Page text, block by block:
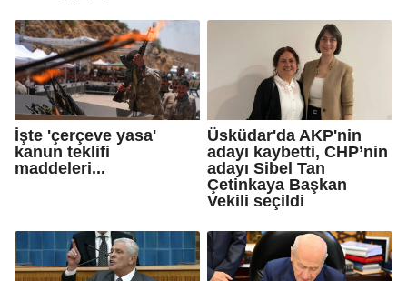
İşte 'çerçeve yasa'
kanun teklifi
maddeleri...
Üsküdar'da AKP'nin
adayı kaybetti, CHP’nin
adayı Sibel Tan
Çetinkaya Başkan
Vekili seçildi